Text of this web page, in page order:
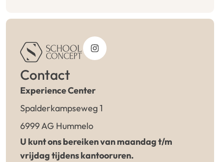
Contact
Experience Center
Spalderkampseweg 1
6999 AG Hummelo
U kunt ons bereiken van maandag t/m
vrijdag tijdens kantooruren.